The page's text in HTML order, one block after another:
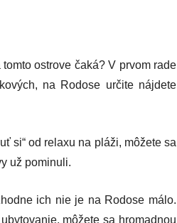
ostrove čaká? V prvom rade
na Rodose určite nájdete
si“ od relaxu na pláži, môžete sa
už pominuli.
ich nie je na Rodose málo.
môžete sa hromadnou